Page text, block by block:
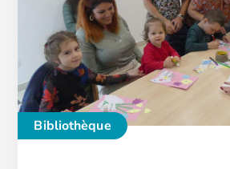
Bibliothèque